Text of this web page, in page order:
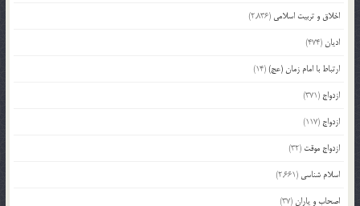
اخلاق و تربیت اسلامی (2,836)
ادیان(474)
ارتباط با امام زمان (عج)(14)
ازدواج (371)
ازدواج (117)
ازدواج موقت (32)
اسلام شناسی (2,661)
اصحاب و یاران(37)